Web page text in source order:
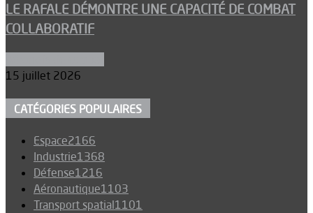
LE RAFALE DÉMONTRE UNE CAPACITÉ DE COMBAT
COLLABORATIF
15 juillet 2026
CATÉGORIES POPULAIRES
Espace2166
Industrie1368
Défense1216
Aéronautique1103
Transport spatial1101